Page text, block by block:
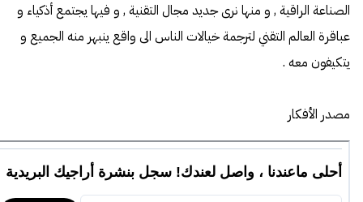
الصناعة الراقية , و منها نرى جديد مجال التقنية , و فيها يجتمع أذكياء و
عباقرة العالم التقني لترجمة خيالات الناس الى واقع ينبهر منه الجميع و
يتكيفون معه .
مصدر الأفكار